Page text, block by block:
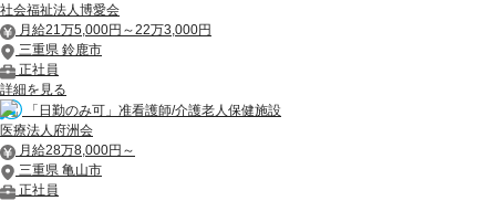
社会福祉法人博愛会
月給21万5,000円～22万3,000円
三重県 鈴鹿市
正社員
詳細を見る
「日勤のみ可」准看護師/介護老人保健施設
医療法人府洲会
月給28万8,000円～
三重県 亀山市
正社員